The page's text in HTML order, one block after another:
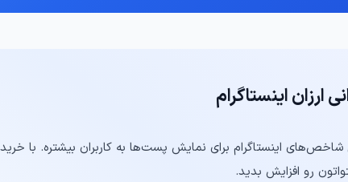
ارزان اینستاگرام
اینستاگرام برای نمایش پست‌ها به کاربران بیشتره. با
رو افزایش بدید.